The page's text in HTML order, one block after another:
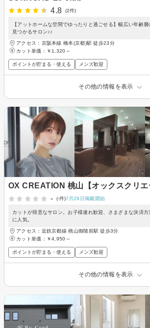
4.8
(2件)
【アットホームな空間でゆったりと過ごせる】幅広い年齢
見つかるサロン♪♪
アクセス：京阪本線 橋本(京都)駅 徒歩23分
カット単価： ￥1,320～
ポイントが貯まる・使える メンズ歓迎
その他の情報を表示
OX CREATION 桃山【オックスクリエ
-
(-件)7月29日掲載開始
カットが得意なサロン。お子様連れ歓迎、さまざまな決済
に人気。
アクセス：近鉄京都線 桃山御陵前駅 徒歩3分
カット単価： ￥4,950～
ポイントが貯まる・使える メンズ歓迎
その他の情報を表示